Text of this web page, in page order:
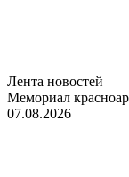
Лента новостей
Мемориал
07.08.2026